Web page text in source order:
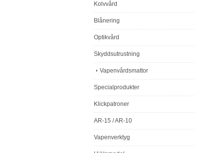
Kolvvård
Blånering
Optikvård
Skyddsutrustning
Vapenvårdsmattor
Specialprodukter
Klickpatroner
AR-15 / AR-10
Vapenverktyg